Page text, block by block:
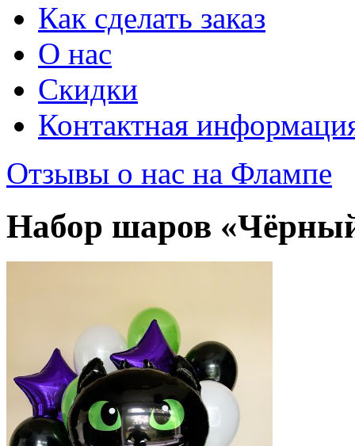
Как сделать заказ
О нас
Скидки
Контактная
Отзывы о нас на Флампе
Набор шаров